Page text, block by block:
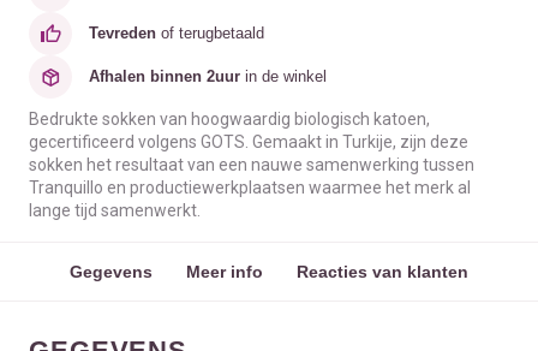
Tevreden of terugbetaald
Afhalen binnen 2uur in de winkel
Bedrukte sokken van hoogwaardig biologisch katoen,
gecertificeerd volgens GOTS. Gemaakt in Turkije, zijn deze
sokken het resultaat van een nauwe samenwerking tussen
Tranquillo en productiewerkplaatsen waarmee het merk al
lange tijd samenwerkt.
Gegevens Meer info Reacties van klanten